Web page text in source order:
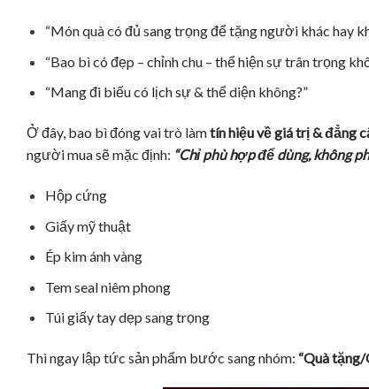
“Món quà có đủ sang trọng để tặng người khác hay
“Bao bì có đẹp – chỉnh chu – thể hiện sự trân trọng
“Mang đi biếu có lịch sự & thể diện không?”
Ở đây, bao bì đóng vai trò làmtín hiệu về giá trị & đẳng
người mua sẽ mặc định: “Chỉ phù hợp để dùng, không
Hộp cứng
Giấy mỹ thuật
Ép kim ánh vàng
Tem seal niêm phong
Túi giấy tay dẹp sang trọng
Thì ngay lập tức sản phẩm bước sang nhóm: “Quà